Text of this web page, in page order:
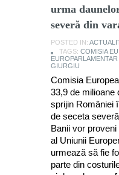
urma
severă din
POSTED IN:
TAGS: COMISIA
GIURGIU
Comisia
33,9 de milioane
sprijin României
de seceta
Banii vor
al Uniunii
urmează să fie
parte din